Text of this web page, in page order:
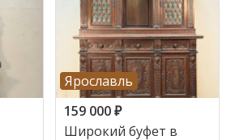
Ярославль
159 000₽
Широкий буфет в